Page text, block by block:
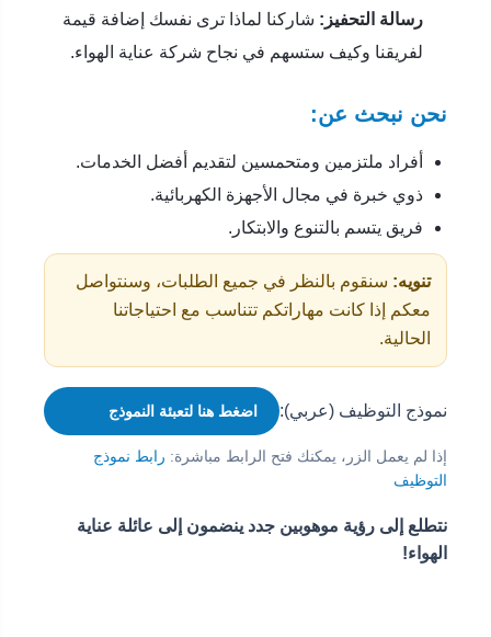
رسالة التحفيز: شاركنا لماذا ترى نفسك إضافة قيمة
لفريقنا وكيف ستسهم في نجاح شركة عناية الهواء.
نحن نبحث عن:
أفراد ملتزمين ومتحمسين لتقديم أفضل الخدمات.
ذوي خبرة في مجال الأجهزة الكهربائية.
فريق يتسم بالتنوع والابتكار.
تنويه: سنقوم بالنظر في جميع الطلبات، وسنتواصل
معكم إذا كانت مهاراتكم تتناسب مع احتياجاتنا
الحالية.
نموذج التوظيف (عربي): اضغط هنا لتعبئة النموذج
إذا لم يعمل الزر، يمكنك فتح الرابط مباشرة: رابط نموذج
التوظيف
نتطلع إلى رؤية موهوبين جدد ينضمون إلى عائلة عناية
الهواء!